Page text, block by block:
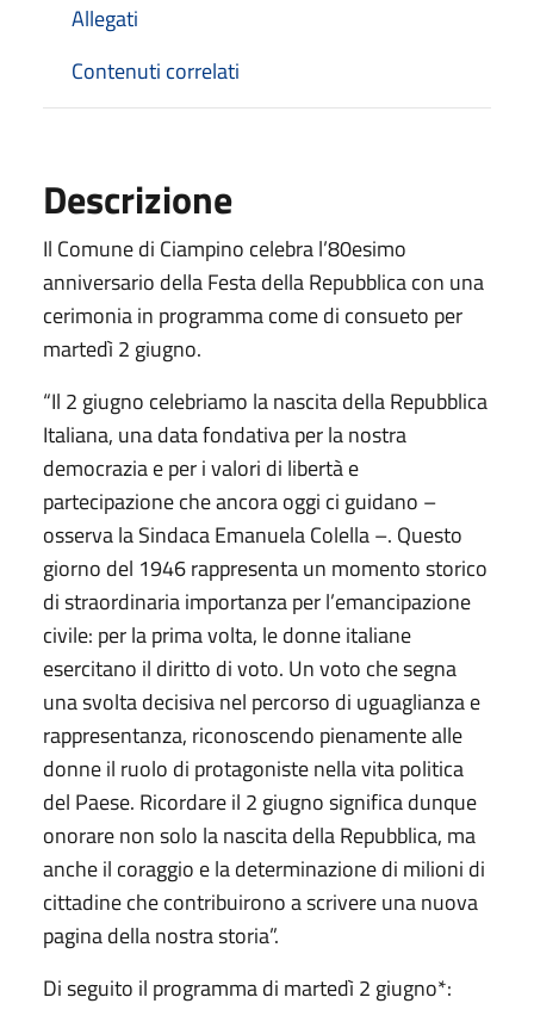
Allegati
Contenuti correlati
Descrizione
Il Comune di Ciampino celebra l’80esimo
anniversario della Festa della Repubblica con una
cerimonia in programma come di consueto per
martedì 2 giugno.
“Il 2 giugno celebriamo la nascita della Repubblica
Italiana, una data fondativa per la nostra
democrazia e per i valori di libertà e
partecipazione che ancora oggi ci guidano –
osserva la Sindaca Emanuela Colella –. Questo
giorno del 1946 rappresenta un momento storico
di straordinaria importanza per l’emancipazione
civile: per la prima volta, le donne italiane
esercitano il diritto di voto. Un voto che segna
una svolta decisiva nel percorso di uguaglianza e
rappresentanza, riconoscendo pienamente alle
donne il ruolo di protagoniste nella vita politica
del Paese. Ricordare il 2 giugno significa dunque
onorare non solo la nascita della Repubblica, ma
anche il coraggio e la determinazione di milioni di
cittadine che contribuirono a scrivere una nuova
pagina della nostra storia”.
Di seguito il programma di martedì 2 giugno*: